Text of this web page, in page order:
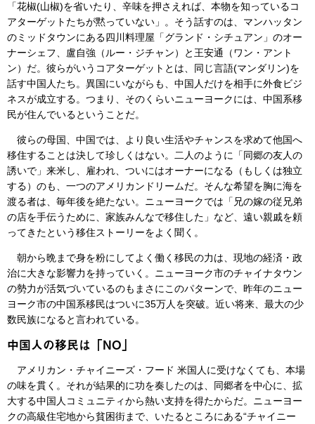
「花椒(山椒)を省いたり、辛味を押さえれば、本物を知っているコ
アターゲットたちが黙っていない」。そう話すのは、マンハッタン
のミッドタウンにある四川料理屋「グランド・シチュアン」のオー
ナーシェフ、盧自強（ルー・ジチャン）と王安通（ワン・アント
ン）だ。彼らがいうコアターゲットとは、同じ言語(マンダリン)を
話す中国人たち。異国にいながらも、中国人だけを相手に外食ビジ
ネスが成立する。つまり、そのくらいニューヨークには、中国系移
民が住んでいるということだ。
彼らの母国、中国では、より良い生活やチャンスを求めて他国へ
移住することは決して珍しくはない。二人のように「同郷の友人の
誘いで」来米し、雇われ、ついにはオーナーになる（もしくは独立
する）のも、一つのアメリカンドリームだ。そんな希望を胸に海を
渡る者は、毎年後を絶たない。ニューヨークでは「兄の嫁の従兄弟
の店を手伝うために、家族みんなで移住した」など、遠い親戚を頼
ってきたという移住ストーリーをよく聞く。
朝から晩まで身を粉にしてよく働く移民の力は、現地の経済・政
治に大きな影響力を持っていく。ニューヨーク市のチャイナタウン
の勢力が活気づいているのもまさにこのパターンで、昨年のニュー
ヨーク市の中国系移民はついに35万人を突破。近い将来、最大の少
数民族になると言われている。
中国人の移民は「NO」
アメリカン・チャイニーズ・フード 米国人に受けなくても、本場
の味を貫く。それが結果的に功を奏したのは、同郷者を中心に、拡
大する中国人コミュニティから熱い支持を得たからだ。ニューヨー
クの高級住宅地から貧困街まで、いたるところにある“チャイニー